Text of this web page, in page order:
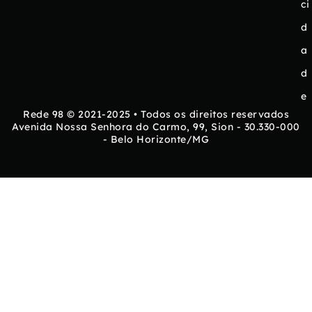
ci
d
a
d
e
Rede 98 © 2021-2025 • Todos os direitos reservados
Avenida Nossa Senhora do Carmo, 99, Sion - 30.330-000
- Belo Horizonte/MG